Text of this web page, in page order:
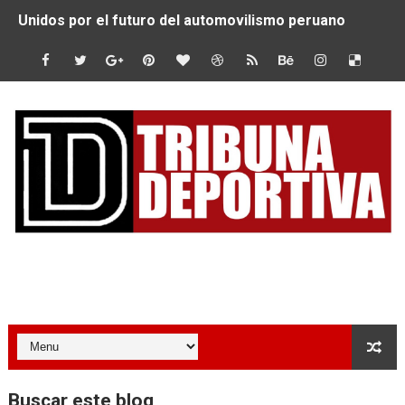
Unidos por el futuro del automovilismo peruano
De Huaraz para el mundo: La Ultra Trail Cordillera
MARATÓN DE LIMA: EL CHEQUEO MÉDICO COMO LA
CLAUDIO PIZARRO: "YO ESPERABA MUCHO MÁS DE
URUBAMBA CORONÓ A LOS ARGENTINOS
ÁNGELO CARO SE CONSAGRA SUBCAMPEÓN MUNDIAL
Buscar este blog